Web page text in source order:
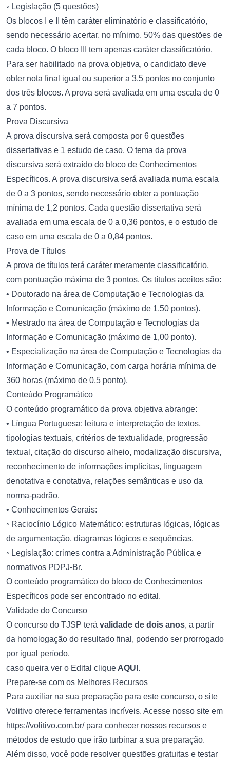
◦ Legislação (5 questões)
Os blocos I e II têm caráter eliminatório e classificatório,
sendo necessário acertar, no mínimo, 50% das questões de
cada bloco. O bloco III tem apenas caráter classificatório.
Para ser habilitado na prova objetiva, o candidato deve
obter nota final igual ou superior a 3,5 pontos no conjunto
dos três blocos. A prova será avaliada em uma escala de 0
a 7 pontos.
Prova Discursiva
A prova discursiva será composta por 6 questões
dissertativas e 1 estudo de caso. O tema da prova
discursiva será extraído do bloco de Conhecimentos
Específicos. A prova discursiva será avaliada numa escala
de 0 a 3 pontos, sendo necessário obter a pontuação
mínima de 1,2 pontos. Cada questão dissertativa será
avaliada em uma escala de 0 a 0,36 pontos, e o estudo de
caso em uma escala de 0 a 0,84 pontos.
Prova de Títulos
A prova de títulos terá caráter meramente classificatório,
com pontuação máxima de 3 pontos. Os títulos aceitos são:
• Doutorado na área de Computação e Tecnologias da
Informação e Comunicação (máximo de 1,50 pontos).
• Mestrado na área de Computação e Tecnologias da
Informação e Comunicação (máximo de 1,00 ponto).
• Especialização na área de Computação e Tecnologias da
Informação e Comunicação, com carga horária mínima de
360 horas (máximo de 0,5 ponto).
Conteúdo Programático
O conteúdo programático da prova objetiva abrange:
• Língua Portuguesa: leitura e interpretação de textos,
tipologias textuais, critérios de textualidade, progressão
textual, citação do discurso alheio, modalização discursiva,
reconhecimento de informações implícitas, linguagem
denotativa e conotativa, relações semânticas e uso da
norma-padrão.
• Conhecimentos Gerais:
◦ Raciocínio Lógico Matemático: estruturas lógicas, lógicas
de argumentação, diagramas lógicos e sequências.
◦ Legislação: crimes contra a Administração Pública e
normativos PDPJ-Br.
O conteúdo programático do bloco de Conhecimentos
Específicos pode ser encontrado no edital.
Validade do Concurso
O concurso do TJSP terá validade de dois anos, a partir
da homologação do resultado final, podendo ser prorrogado
por igual período.
caso queira ver o Edital clique AQUI .
Prepare-se com os Melhores Recursos
Para auxiliar na sua preparação para este concurso, o site
Volitivo oferece ferramentas incríveis. Acesse nosso site em
https://volitivo.com.br/para conhecer nossos recursos e
métodos de estudo que irão turbinar a sua preparação.
Além disso, você pode resolver questões gratuitas e testar